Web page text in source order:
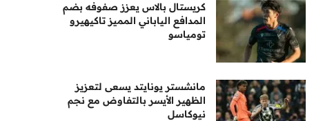
كريستال بالاس يعزز صفوفه بضم
المدافع الياباني المميز تاكيهيرو
تومياسو
مانشستر يونايتد يسعى لتعزيز
الظهير الأيسر بالتفاوض مع نجم
نيوكاسل